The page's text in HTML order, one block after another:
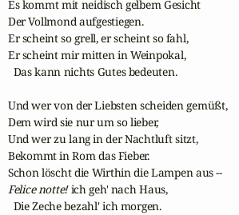
Es kommt mit neidisch gelbem Gesicht
Der Vollmond aufgestiegen.
Er scheint so grell, er scheint so fahl,
Er scheint mir mitten in Weinpokal,
  Das kann nichts Gutes bedeuten.
Und wer von der Liebsten scheiden gemüßt,
Dem wird sie nur um so lieber,
Und wer zu lang in der Nachtluft sitzt,
Bekommt in Rom das Fieber.
Schon löscht die Wirthin die Lampen aus --
Felice notte! ich geh' nach Haus,
  Die Zeche bezahl' ich morgen.